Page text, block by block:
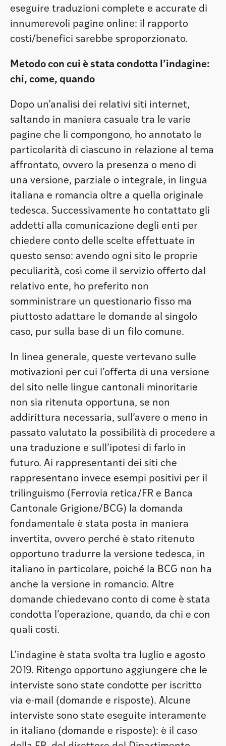
eseguire traduzioni complete e accurate di
innumerevoli pagine online: il rapporto
costi/benefici sarebbe sproporzionato.
Metodo con cui è stata condotta l’indagine:
chi, come, quando
Dopo un’analisi dei relativi siti internet,
saltando in maniera casuale tra le varie
pagine che li compongono, ho annotato le
particolarità di ciascuno in relazione al tema
affrontato, ovvero la presenza o meno di
una versione, parziale o integrale, in lingua
italiana e romancia oltre a quella originale
tedesca. Successivamente ho contattato gli
addetti alla comunicazione degli enti per
chiedere conto delle scelte effettuate in
questo senso: avendo ogni sito le proprie
peculiarità, così come il servizio offerto dal
relativo ente, ho preferito non
somministrare un questionario fisso ma
piuttosto adattare le domande al singolo
caso, pur sulla base di un filo comune.
In linea generale, queste vertevano sulle
motivazioni per cui l’offerta di una versione
del sito nelle lingue cantonali minoritarie
non sia ritenuta opportuna, se non
addirittura necessaria, sull’avere o meno in
passato valutato la possibilità di procedere a
una traduzione e sull’ipotesi di farlo in
futuro. Ai rappresentanti dei siti che
rappresentano invece esempi positivi per il
trilinguismo (Ferrovia retica/FR e Banca
Cantonale Grigione/BCG) la domanda
fondamentale è stata posta in maniera
invertita, ovvero perché è stato ritenuto
opportuno tradurre la versione tedesca, in
italiano in particolare, poiché la BCG non ha
anche la versione in romancio. Altre
domande chiedevano conto di come è stata
condotta l’operazione, quando, da chi e con
quali costi.
L’indagine è stata svolta tra luglio e agosto
2019. Ritengo opportuno aggiungere che le
interviste sono state condotte per iscritto
via e-mail (domande e risposte). Alcune
interviste sono state eseguite interamente
in italiano (domande e risposte): è il caso